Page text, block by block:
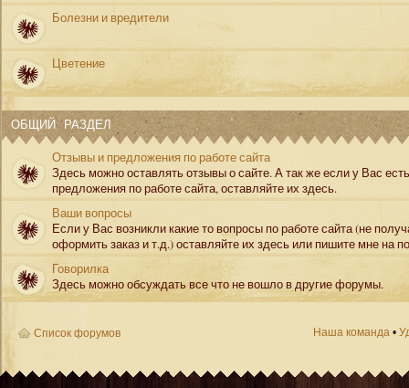
Болезни и вредители
Цветение
ОБЩИЙ РАЗДЕЛ
Отзывы и предложения по работе сайта
Здесь можно оставлять отзывы о сайте. А так же если у Вас есть
предложения по работе сайта, оставляйте их здесь.
Ваши вопросы
Если у Вас возникли какие то вопросы по работе сайта (не
оформить заказ и т.д.) оставляйте их здесь или пишите мне на
Говорилка
Здесь можно обсуждать все что не вошло в другие форумы.
Список форумов Наша команда •